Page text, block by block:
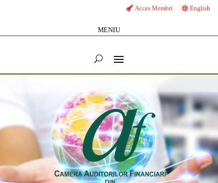
Acces Membri English
MENIU